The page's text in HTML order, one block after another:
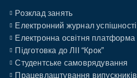
Розклад занять
Електронний журнал успішності
Електронна освітня платформа
Підготовка до ЛІІ “Крок”
Студентське самоврядування
Працевлаштування випускників